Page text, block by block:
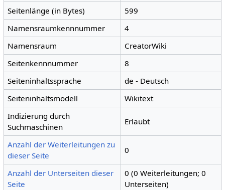
Seitenlänge (in Bytes)
599
Namensraumkennnummer
4
Namensraum
CreatorWiki
Seitenkennnummer
8
Seiteninhaltssprache
de - Deutsch
Seiteninhaltsmodell
Wikitext
Indizierung durch
Suchmaschinen
Erlaubt
Anzahl der Weiterleitungen zu
dieser Seite
0
Anzahl der Unterseiten dieser
Seite
0 (0 Weiterleitungen; 0
Unterseiten)